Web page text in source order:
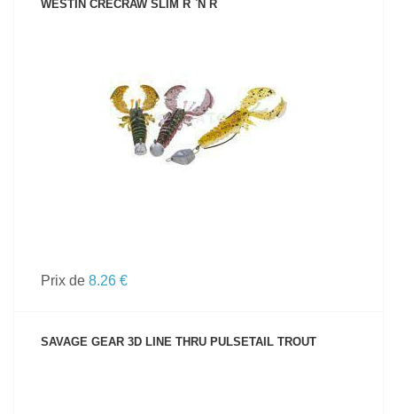
WESTIN CRECRAW SLIM R `N R
VOIR LE PRODUIT
Prix de 8.26 €
SAVAGE GEAR 3D LINE THRU PULSETAIL TROUT